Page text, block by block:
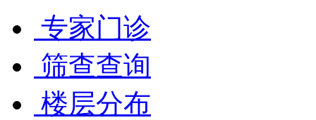
专家门诊
筛查查询
楼层分布